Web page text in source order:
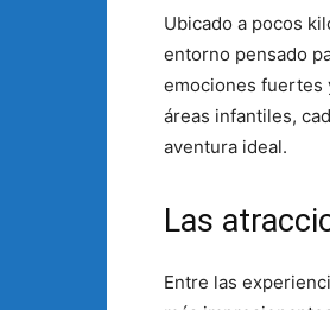
Ubicado a pocos
entorno pensado
emociones fuertes
áreas infantiles,
aventura ideal.
Las
Entre las